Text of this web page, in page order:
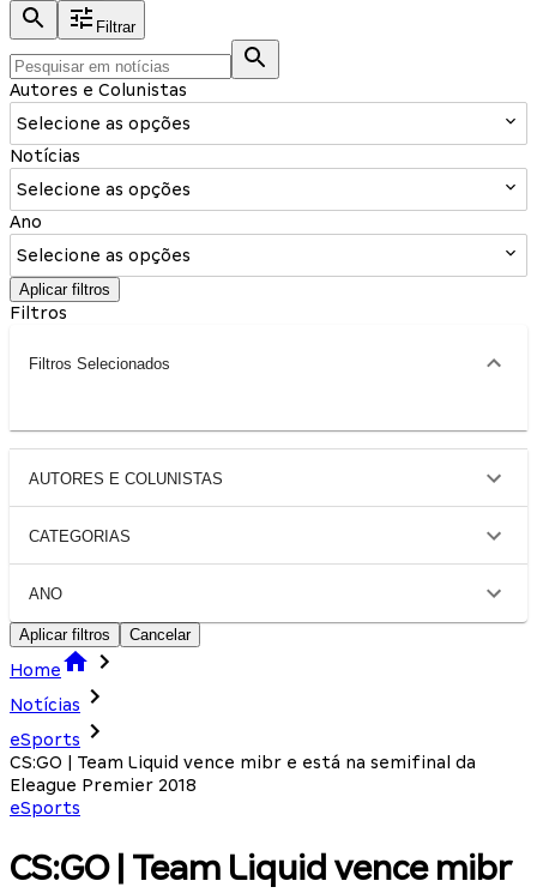
Filtrar
Autores e Colunistas
Selecione as opções
Notícias
Selecione as opções
Ano
Selecione as opções
Aplicar filtros
Filtros
Filtros Selecionados
AUTORES E COLUNISTAS
CATEGORIAS
ANO
Aplicar filtros Cancelar
Home
Notícias
eSports
CS:GO | Team Liquid vence mibr e está na semifinal da
Eleague Premier 2018
eSports
CS:GO | Team Liquid vence mibr